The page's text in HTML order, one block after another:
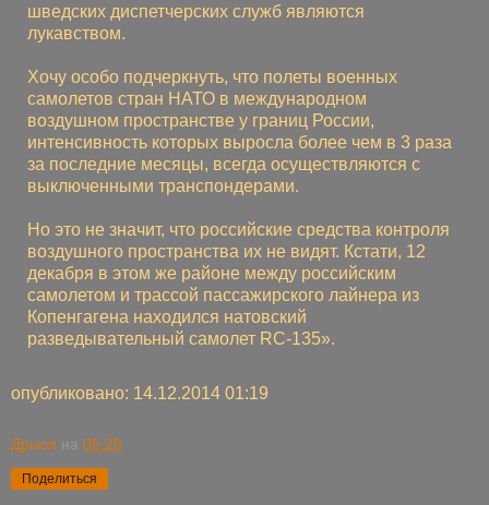
шведских диспетчерских служб являются
лукавством.
Хочу особо подчеркнуть, что полеты военных
самолетов стран НАТО в международном
воздушном пространстве у границ России,
интенсивность которых выросла более чем в 3 раза
за последние месяцы, всегда осуществляются с
выключенными транспондерами.
Но это не значит, что российские средства контроля
воздушного пространства их не видят. Кстати, 12
декабря в этом же районе между российским
самолетом и трассой пассажирского лайнера из
Копенгагена находился натовский
разведывательный самолет RC-135».
опубликовано: 14.12.2014 01:19
Дрыся на 05:25
Поделиться